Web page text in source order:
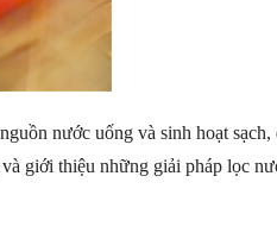
nước uống và sinh hoạt sạch,
giới thiệu những giải pháp lọc